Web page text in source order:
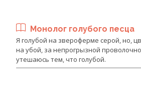
Монолог голубого песца
Я голубой на звероферме серой, но,
на убой, за непрогрызной
утешаюсь тем, что голубой.